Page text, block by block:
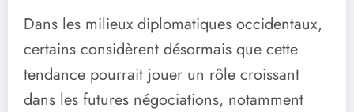
Dans les milieux diplomatiques occidentaux,
certains considèrent désormais que cette
tendance pourrait jouer un rôle croissant
dans les futures négociations, notamment